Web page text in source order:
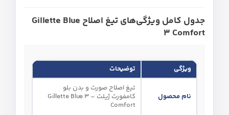
جدول کامل ویژگی‌های تیغ اصلاح Gillette Blue
3 Comfort
ویژگی توضیحات
نام محصول
تیغ اصلاح صورت و بدن بلو
کامفورت ژیلت – Gillette Blue 3
Comfort